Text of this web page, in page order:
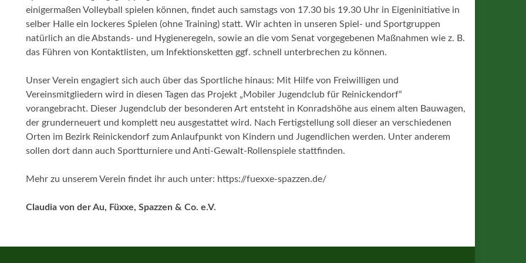
einigermaßen Volleyball spielen können, findet auch samstags von 17.30 bis 19.30 Uhr in Eigeninitiative in
selber Halle ein lockeres Spielen (ohne Training) statt. Wir achten in unseren Spiel- und Sportgruppen
natürlich an die Abstands- und Hygieneregeln, sowie an die vom Senat vorgegebenen Maßnahmen wie z. B.
das Führen von Kontaktlisten, um Infektionsketten ggf. schnell unterbrechen zu können.
Unser Verein engagiert sich auch über das Sportliche hinaus: Mit Hilfe von Freiwilligen und
Vereinsmitgliedern wird in diesen Tagen das Projekt „Mobiler Jugendclub für Reinickendorf“
vorangebracht. Dieser Jugendclub der besonderen Art entsteht in Konradshöhe aus einem alten Bauwagen,
der grunderneuert und komplett neu ausgestattet wird. Nach Fertigstellung soll dieser an verschiedenen
Orten im Bezirk Reinickendorf zum Anlaufpunkt von Kindern und Jugendlichen werden. Unter anderem
sollen dort dann auch Sportturniere und Anti-Gewalt-Rollenspiele stattfinden.
Mehr zu unserem Verein findet ihr auch unter: https://fuexxe-spazzen.de/
Claudia von der Au, Füxxe, Spazzen & Co. e.V.